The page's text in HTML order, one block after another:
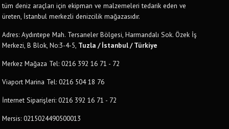
tüm deniz araçları için ekipman ve malzemeleri tedarik eden ve
üreten, İstanbul merkezli denizcilik mağazasıdır.
Adres: Aydıntepe Mah. Tersaneler Bölgesi, Harmandalı Sok. Özek İş
Merkezi, B Blok, No:3-4-5, Tuzla / İstanbul / Türkiye
Merkez Mağaza Tel: 0216 392 16 71 - 72
Viaport Marina Tel: 0216 504 18 76
İnternet Siparişleri: 0216 392 16 71 - 72
Mersis: 0215024490500013